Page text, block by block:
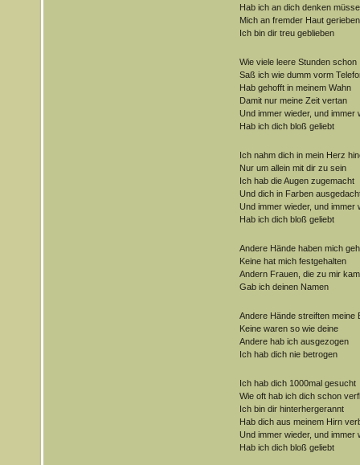
Hab ich an dich denken
Mich an fremder Haut gerieben
Ich bin dir treu geblieben
Wie viele leere Stunden schon
Saß ich wie dumm vorm
Hab gehofft in meinem Wahn
Damit nur meine Zeit vertan
Und immer wieder, und immer
Hab ich dich bloß geliebt
Ich nahm dich in mein Herz
Nur um allein mit dir zu sein
Ich hab die Augen zugemacht
Und dich in Farben
Und immer wieder, und immer
Hab ich dich bloß geliebt
Andere Hände haben mich
Keine hat mich festgehalten
Andern Frauen, die zu mir
Gab ich deinen Namen
Andere Hände streiften meine
Keine waren so wie deine
Andere hab ich ausgezogen
Ich hab dich nie betrogen
Ich hab dich 1000mal gesucht
Wie oft hab ich dich schon
Ich bin dir hinterhergerannt
Hab dich aus meinem Hirn
Und immer wieder, und immer
Hab ich dich bloß geliebt